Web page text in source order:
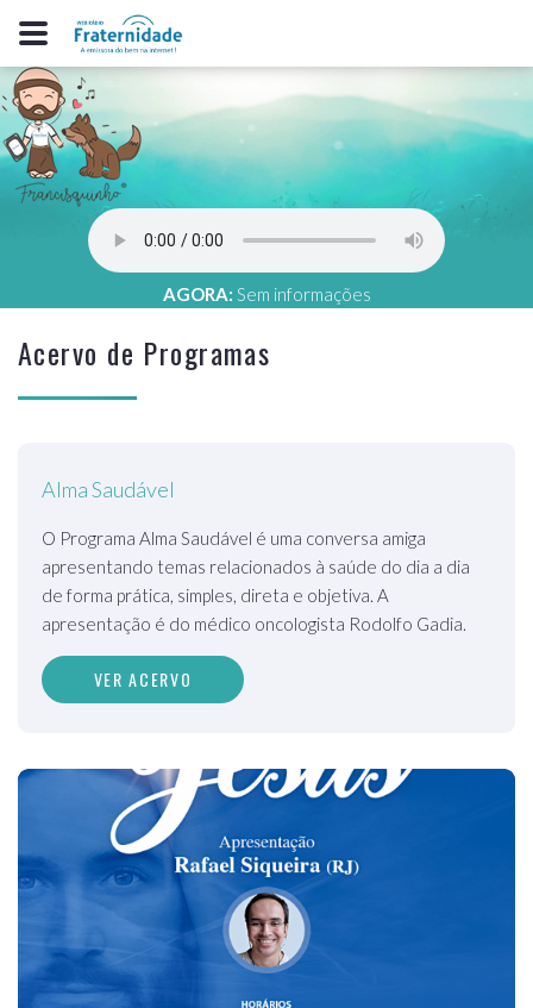
AGORA: Sem informações
Acervo de Programas
Alma Saudável
O Programa Alma Saudável é uma conversa amiga
apresentando temas relacionados à saúde do dia a dia
de forma prática, simples, direta e objetiva. A
apresentação é do médico oncologista Rodolfo Gadia.
VER ACERVO